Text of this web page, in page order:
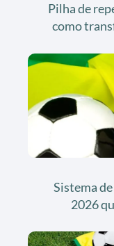
Pilha de
como
Sistema
2026